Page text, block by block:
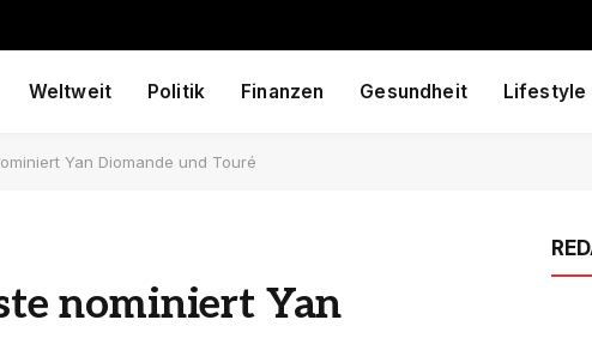
Weltweit Politik Finanzen Gesundheit Lifestyle
Yan Diomande und Touré
nominiert Yan